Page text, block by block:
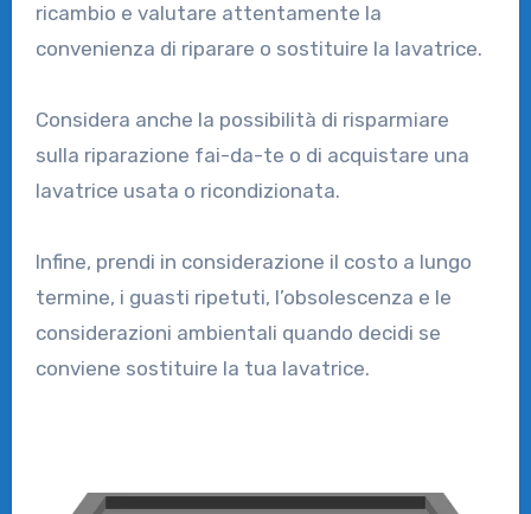
ricambio e valutare attentamente la
convenienza di riparare o sostituire la lavatrice.
Considera anche la possibilità di risparmiare
sulla riparazione fai-da-te o di acquistare una
lavatrice usata o ricondizionata.
Infine, prendi in considerazione il costo a lungo
termine, i guasti ripetuti, l’obsolescenza e le
considerazioni ambientali quando decidi se
conviene sostituire la tua lavatrice.